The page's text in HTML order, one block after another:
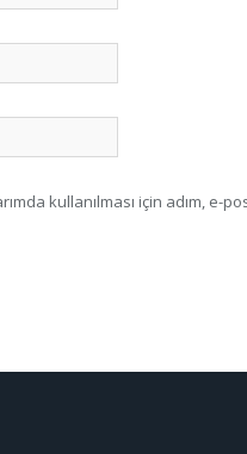
kullanılması için adım, e-